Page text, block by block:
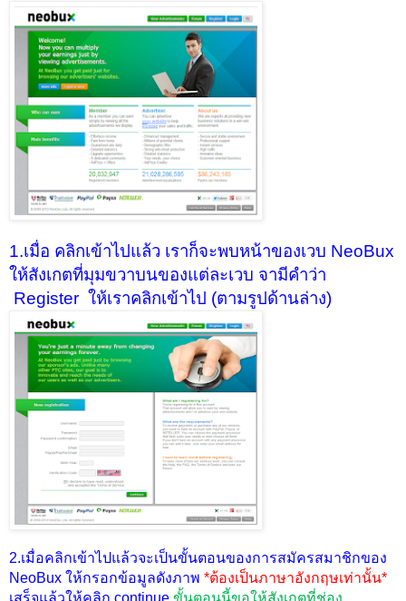
1.เมื่อ คลิกเข้าไปแล้ว เราก็จะพบหน้าของเวบ NeoBux
ให้สังเกตที่มุมขวาบนของแต่ละเวบ จามีคำว่า
Register ให้เราคลิกเข้าไป (ตามรูปด้านล่าง)
2.เมื่อคลิกเข้าไปแล้วจะเป็นขั้นตอนของการสมัครสมาชิกของ
NeoBux ให้กรอกข้อมูลดังภาพ *ต้องเป็นภาษาอังกฤษเท่านั้น*